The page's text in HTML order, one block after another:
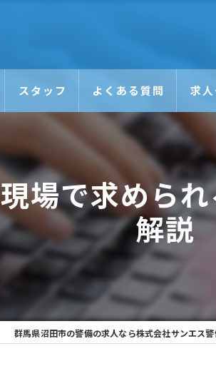
スタッフ よくある質問 求
場で求めら
解説
群馬県沼田市の警備の求人なら株式会社サンエス